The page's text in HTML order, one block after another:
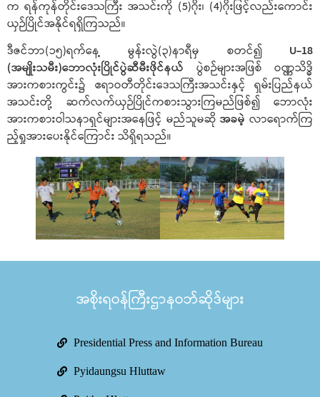
က ရန်ကုန်တိုင်းဒေသကြီး အသင်းကို (5)ဂိုး၊ (4)ဂိုးဖြင့်လည်းကောင်း
ယှဉ်ပြိုင်အနိုင်ရရှိကြသည်။
ဒီဇင်ဘာ(၁၅)ရက်နေ့ မွန်းလွဲ(၃)နာရီမှ စတင်၍ U-18
(အမျိုးသမီး)ဘောလုံးပြိုင်ပွဲဆီမီးဖိုင်နယ် ပွဲစဉ်များအဖြစ် ဝဏ္ဏသိဒ္ဓိ
အားကစားကွင်း၌ ဧရာဝတီတိုင်းဒေသကြီးအသင်းနှင့် ရှမ်းပြည်နယ်
အသင်းတို့ ဆက်လက်ယှဉ်ပြိုင်ကစားသွားကြမည်ဖြစ်၍ ဘောလုံး
အားကစားဝါသနာရှင်များအနေဖြင့် မည်သူမဆိုအခမဲ့လာရောက်ကြ
ည့်ရှုအားပေးနိုင်ကြောင်း သိရှိရသည်။
အစိုးရဝန်ကြီးဌာနဝဘ်ဆိုဒ်များ
Presidential Press and Information Bureau
Pyidaungsu Hluttaw